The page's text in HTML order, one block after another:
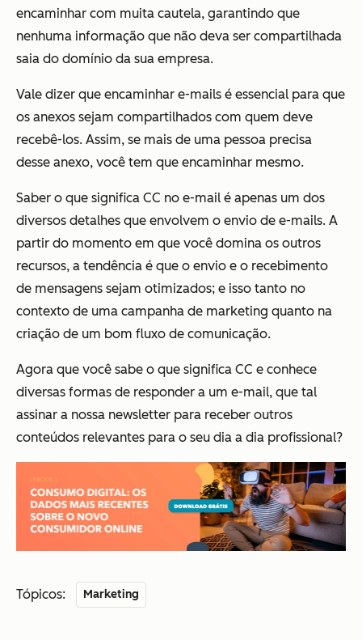
encaminhar com muita cautela, garantindo que
nenhuma informação que não deva ser compartilhada
saia do domínio da sua empresa.
Vale dizer que encaminhar e-mails é essencial para que
os anexos sejam compartilhados com quem deve
recebê-los. Assim, se mais de uma pessoa precisa
desse anexo, você tem que encaminhar mesmo.
Saber o que significa CC no e-mail é apenas um dos
diversos detalhes que envolvem o envio de e-mails. A
partir do momento em que você domina os outros
recursos, a tendência é que o envio e o recebimento
de mensagens sejam otimizados; e isso tanto no
contexto de uma campanha de marketing quanto na
criação de um bom fluxo de comunicação.
Agora que você sabe o que significa CC e conhece
diversas formas de responder a um e-mail, que tal
assinar a nossa newsletter para receber outros
conteúdos relevantes para o seu dia a dia profissional?
Tópicos: Marketing